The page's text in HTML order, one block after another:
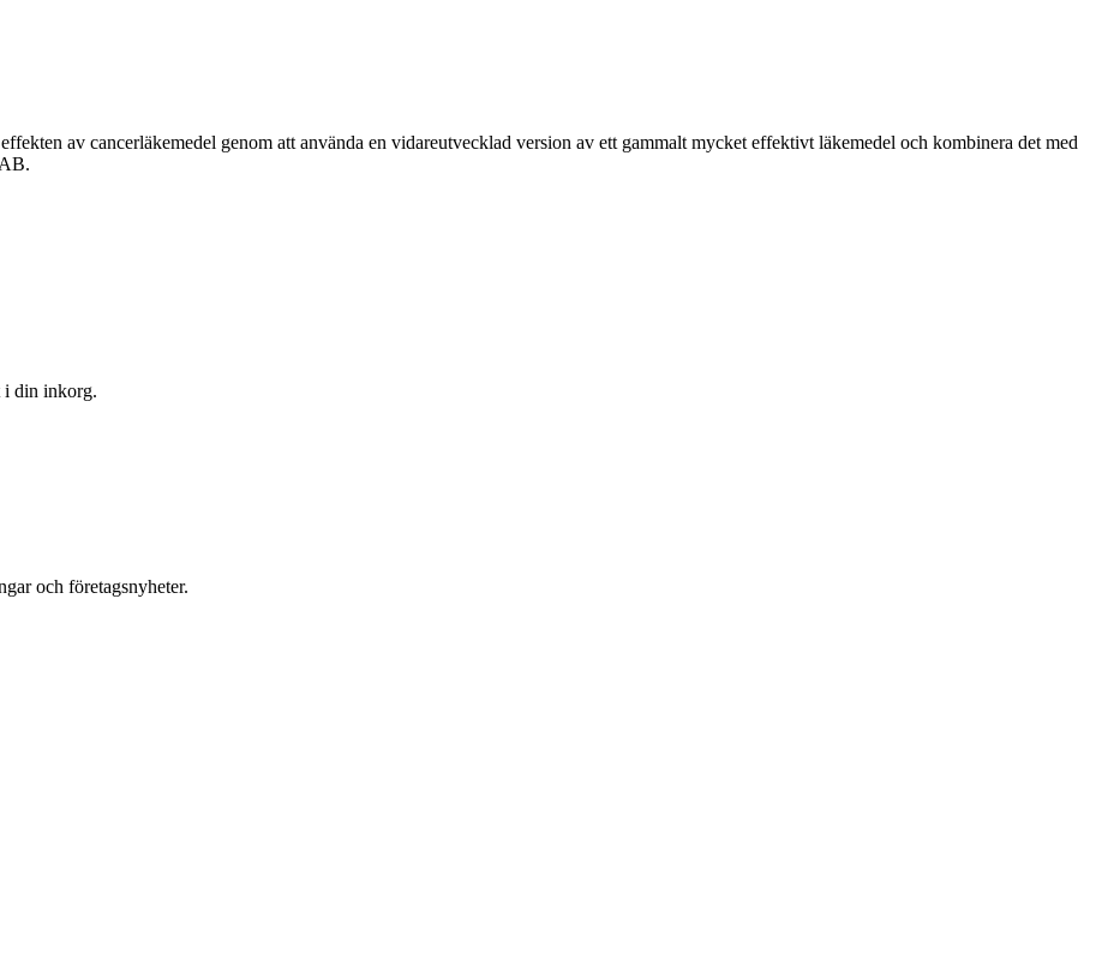
av cancerläkemedel genom att använda en vidareutvecklad version av ett gammalt mycket effektivt läkemedel och kombinera det med
i din inkorg.
och företagsnyheter.